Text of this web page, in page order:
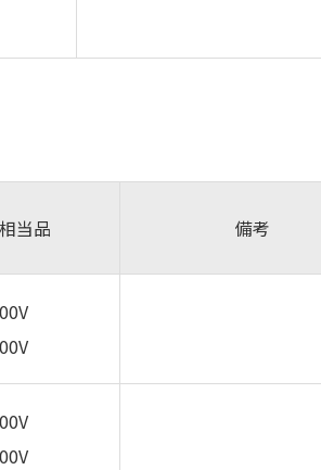
当品 備考